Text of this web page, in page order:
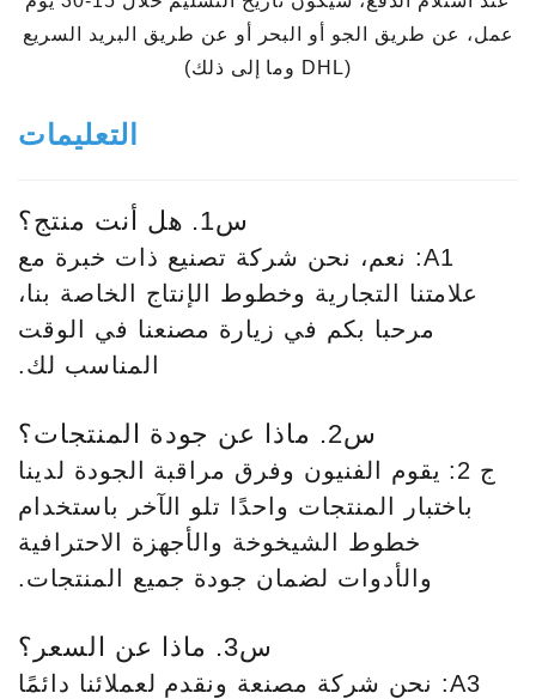
عمل، عن طريق الجو أو البحر أو عن طريق البريد السريع
(DHL وما إلى ذلك)
التعليمات
س1. هل أنت منتج؟
A1: نعم، نحن شركة تصنيع ذات خبرة مع
علامتنا التجارية وخطوط الإنتاج الخاصة بنا،
مرحبا بكم في زيارة مصنعنا في الوقت
المناسب لك.
س2. ماذا عن جودة المنتجات؟
ج 2: يقوم الفنيون وفرق مراقبة الجودة لدينا
باختبار المنتجات واحدًا تلو الآخر باستخدام
خطوط الشيخوخة والأجهزة الاحترافية
والأدوات لضمان جودة جميع المنتجات.
س3. ماذا عن السعر؟
A3: نحن شركة مصنعة ونقدم لعملائنا دائمًا